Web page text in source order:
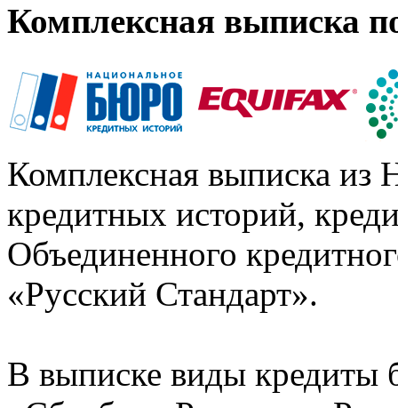
Комплексная выписка
Комплексная выписка из
кредитных историй,
Объединенного
«Русский Стандарт».
В выписке виды кредиты